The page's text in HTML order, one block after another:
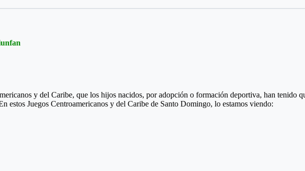
y del Caribe, que los hijos nacidos, por adopción o formación deportiva, han tenido
estos Juegos Centroamericanos y del Caribe de Santo Domingo, lo estamos viendo:
Heredia, defiendo los colores de la Liga de Ajedrez del Meta, fue formando por el
y se encuentra radica en Cali, vistiendo la camiseta del Valle del Cauca. Ganó oro y plata